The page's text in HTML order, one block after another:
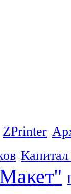
ZPrinter